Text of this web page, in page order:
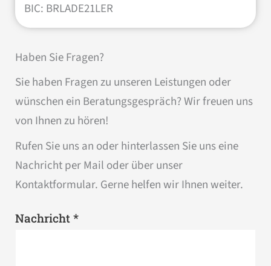
BIC: BRLADE21LER
Haben Sie Fragen?
Sie haben Fragen zu unseren Leistungen oder
wünschen ein Beratungsgespräch? Wir freuen uns
von Ihnen zu hören!
Rufen Sie uns an oder hinterlassen Sie uns eine
Nachricht per Mail oder über unser
Kontaktformular. Gerne helfen wir Ihnen weiter.
Nachricht *